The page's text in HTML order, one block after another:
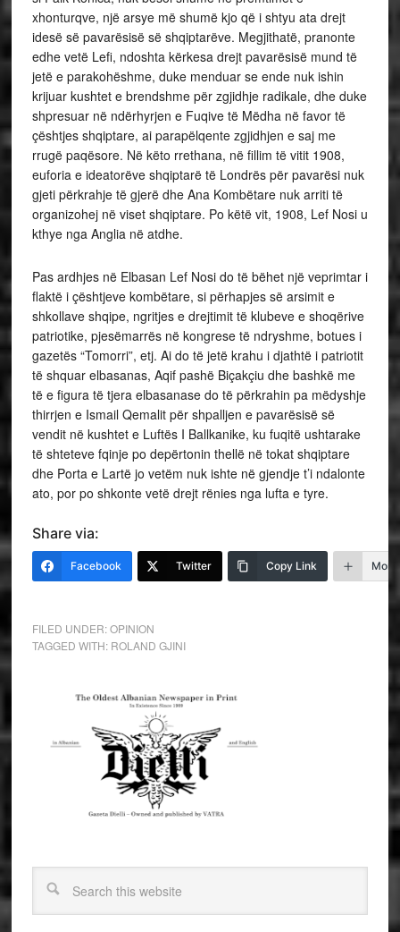
xhonturqve, një arsye më shumë kjo që i shtyu ata drejt
idesë së pavarësisë së shqiptarëve. Megjithatë, pranonte
edhe vetë Lefi, ndoshta kërkesa drejt pavarësisë mund të
jetë e parakohëshme, duke menduar se ende nuk ishin
krijuar kushtet e brendshme për zgjidhje radikale, dhe duke
shpresuar në ndërhyrjen e Fuqive të Mëdha në favor të
çështjes shqiptare, ai parapëlqente zgjidhjen e saj me
rrugë paqësore. Në këto rrethana, në fillim të vitit 1908,
euforia e ideatorëve shqiptarë të Londrës për pavarësi nuk
gjeti përkrahje të gjerë dhe Ana Kombëtare nuk arriti të
organizohej në viset shqiptare. Po këtë vit, 1908, Lef Nosi u
kthye nga Anglia në atdhe.
Pas ardhjes në Elbasan Lef Nosi do të bëhet një veprimtar i
flaktë i çështjeve kombëtare, si përhapjes së arsimit e
shkollave shqipe, ngritjes e drejtimit të klubeve e shoqërive
patriotike, pjesëmarrës në kongrese të ndryshme, botues i
gazetës “Tomorri”, etj. Ai do të jetë krahu i djathtë i patriotit
të shquar elbasanas, Aqif pashë Biçakçiu dhe bashkë me
të e figura të tjera elbasanase do të përkrahin pa mëdyshje
thirrjen e Ismail Qemalit për shpalljen e pavarësisë së
vendit në kushtet e Luftës I Ballkanike, ku fuqitë ushtarake
të shteteve fqinje po depërtonin thellë në tokat shqiptare
dhe Porta e Lartë jo vetëm nuk ishte në gjendje t’i ndalonte
ato, por po shkonte vetë drejt rënies nga lufta e tyre.
Share via:
Facebook Twitter Copy Link More
FILED UNDER:OPINION
TAGGED WITH: ROLAND GJINI